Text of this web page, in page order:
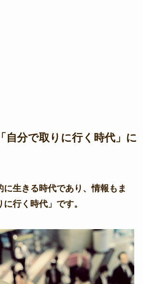
自分で取りに行く時代」に
に生きる時代であり、情報もま
行く時代」です。